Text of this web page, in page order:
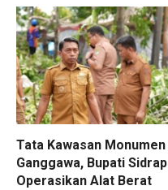
Tata Kawasan Monumen
Ganggawa, Bupati Sidrap
Operasikan Alat Berat